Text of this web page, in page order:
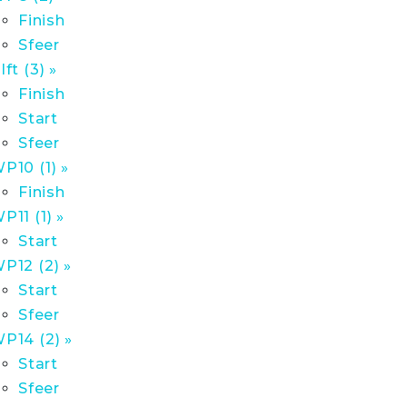
Finish
Sfeer
(3) »
Finish
Start
Sfeer
(1) »
Finish
(1) »
Start
(2) »
Start
Sfeer
(2) »
Start
Sfeer